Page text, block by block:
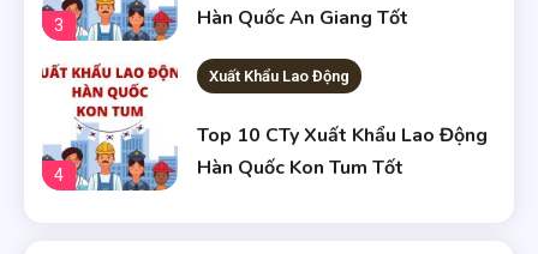
3
Hàn Quốc An Giang Tốt
4
Xuất Khẩu Lao Động
Top 10 CTy Xuất Khẩu Lao Động
Hàn Quốc Kon Tum Tốt